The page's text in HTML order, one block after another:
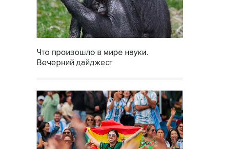
Что произошло в мире науки.
Вечерний дайджест